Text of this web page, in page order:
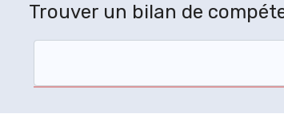
Trouver un bilan de